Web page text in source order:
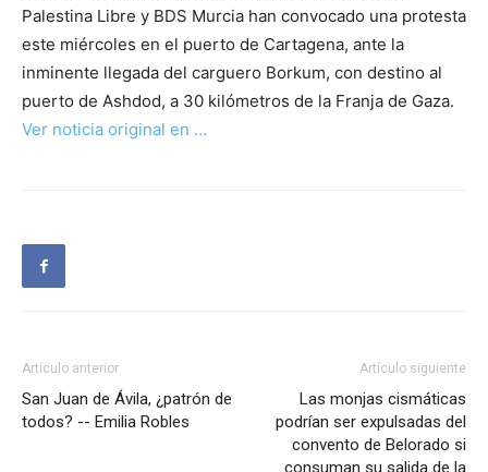
Palestina Libre y BDS Murcia han convocado una protesta
este miércoles en el puerto de Cartagena, ante la
inminente llegada del carguero Borkum, con destino al
puerto de Ashdod, a 30 kilómetros de la Franja de Gaza.
Ver noticia original en …
Artículo anterior
San Juan de Ávila, ¿patrón de
todos? -- Emilia Robles
Artículo siguiente
Las monjas cismáticas
podrían ser expulsadas del
convento de Belorado si